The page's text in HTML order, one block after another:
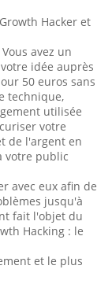
Hacker et
avez un
idée auprès
50 euros sans
technique,
utilisée
votre
de l'argent en
votre public
avec eux afin de
jusqu'à
fait l'objet du
Hacking : le
et le plus